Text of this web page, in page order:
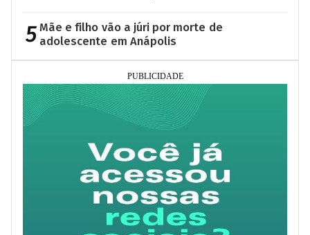
5 Mãe e filho vão a júri por morte de
adolescente em Anápolis